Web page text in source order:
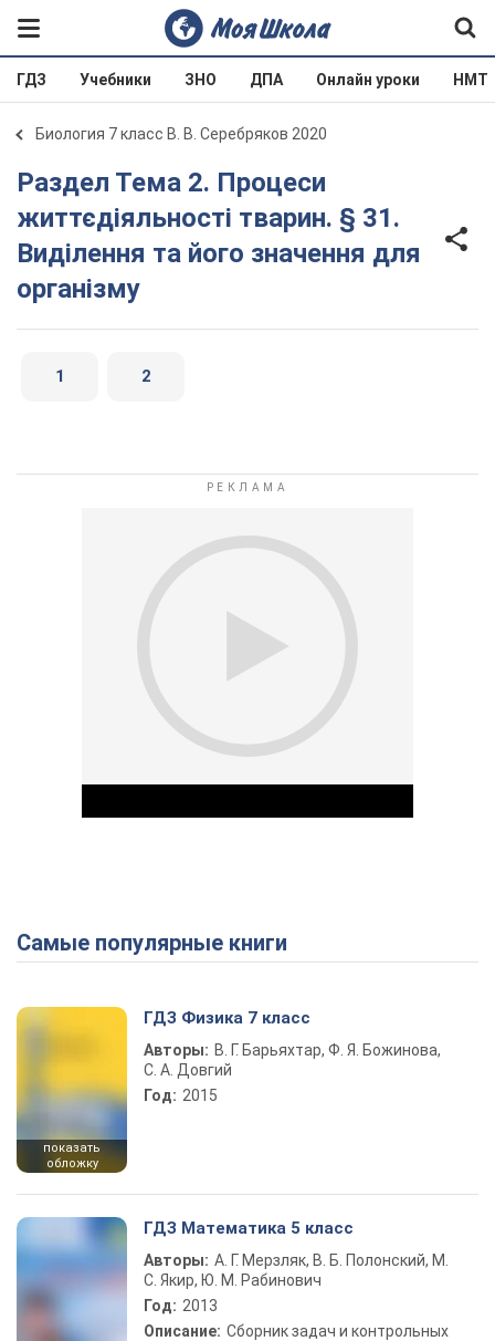
ГДЗ Учебники ЗНО ДПА Онлайн уроки НМТ
Биология 7 класс В. В. Серебряков 2020
Раздел Тема 2. Процеси
життєдіяльності тварин. § 31.
Виділення та його значення для
організму
1 2
Play Video
Самые популярные книги
показать
обложку
ГДЗ Физика 7 класс
Авторы: В. Г. Барьяхтар, Ф. Я. Божинова,
С. А. Довгий
Год: 2015
ГДЗ Математика 5 класс
Авторы: А. Г. Мерзляк, В. Б. Полонский, М.
С. Якир, Ю. М. Рабинович
Год: 2013
Описание: Сборник задач и контрольных